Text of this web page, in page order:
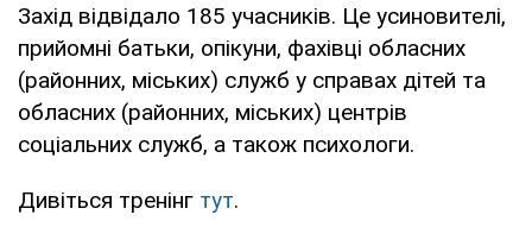
Захід відвідало 185 учасників. Це усиновителі,
прийомні батьки, опікуни, фахівці обласних
(районних, міських) служб у справах дітей та
обласних (районних, міських) центрів
соціальних служб, а також психологи.
Дивіться тренінг тут.